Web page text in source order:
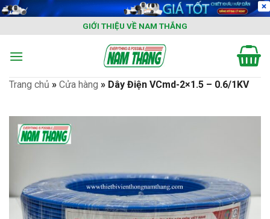
Skip
content
GIỚI THIỆU VỀ NAM THẮNG
Trang chủ » Cửa hàng » Dây Điện VCmd-2×1.5 – 0.6/1KV